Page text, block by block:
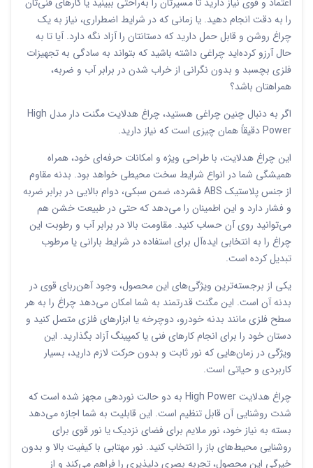
را به دقت انجام دهید. یا زمانی که در شرایط اضطراری، نیاز به یک
چراغ روشن و قابل حمل دارید که دستانتان را آزاد نگه دارد. آیا تا به
حال آرزو کرده‌اید چراغی داشته باشید که بتواند به سادگی به تجهیزات
فلزی بچسبد و بدون نگرانی از خراب شدن در برابر آب و ضربه،
همراهتان باشد؟
اگر به دنبال چنین چراغی هستید، چراغ هدلایت مگنت دار مدل High
Power دقیقاً همان چیزی است که نیاز دارید.
این چراغ هدلایت، با طراحی ویژه و امکانات حرفه‌ای خود، همراه
همیشگی شما در انواع شرایط سخت محیطی خواهد بود. بدنه مقاوم
از جنس پلاستیک ABS فشرده، ضمن سبکی، دوام بالایی در برابر ضربه
و فشار دارد و این اطمینان را می‌دهد که حتی در طبیعت خشن هم
می‌توانید روی آن حساب کنید. مقاومت بالا در برابر آب و رطوبت این
چراغ را به انتخابی ایده‌آل برای استفاده در شرایط بارانی یا مرطوب
تبدیل کرده است.
یکی از برجسته‌ترین ویژگی‌های این محصول، وجود آهن‌ربای قوی در
بدنه آن است. این مگنت قدرتمند به شما امکان می‌دهد چراغ را به هر
سطح فلزی مانند بدنه خودرو، دوچرخه یا ابزارهای فلزی متصل کنید و
دستان خود را برای انجام کارهای فنی یا کمپینگ آزاد بگذارید. این
ویژگی در زمان‌هایی که نور ثابت و بدون حرکت لازم دارید، بسیار
کاربردی و حیاتی است.
چراغ هدلایت High Power به دو حالت نوردهی مجهز شده است که
شدت روشنایی آن قابل تنظیم است. این قابلیت به شما اجازه می‌دهد
بسته به نیاز خود، نور ملایم برای فضای نزدیک یا نور قوی برای
روشنایی محیط‌های باز را انتخاب کنید. نور مهتابی با کیفیت بالا و بدون
خیرگی این محصول، تجربه بصری دلپذیری را فراهم می‌کند و از